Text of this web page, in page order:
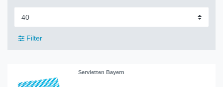
Filter
Servietten Bayern